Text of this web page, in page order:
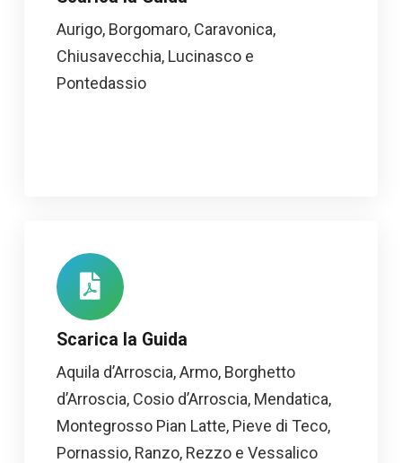
Aurigo, Borgomaro, Caravonica,
Chiusavecchia, Lucinasco e
Pontedassio
Scarica la Guida
Aquila d’Arroscia, Armo, Borghetto
d’Arroscia, Cosio d’Arroscia, Mendatica,
Montegrosso Pian Latte, Pieve di Teco,
Pornassio, Ranzo, Rezzo e Vessalico